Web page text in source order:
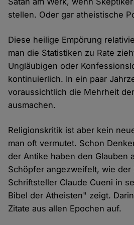
stellen. Oder gar atheistische
Diese heilige Empörung
man die Statistiken zu Rate
Ungläubigen oder
kontinuierlich. In ein paar
voraussichtlich die Mehrheit
ausmachen.
Religionskritik ist aber kein
man oft vermutet. Schon
der Antike haben den Glauben
Schöpfer angezweifelt, wie der
Schriftsteller Claude Cueni in
Bibel der Atheisten" zeigt.
Zitate aus allen Epochen auf.